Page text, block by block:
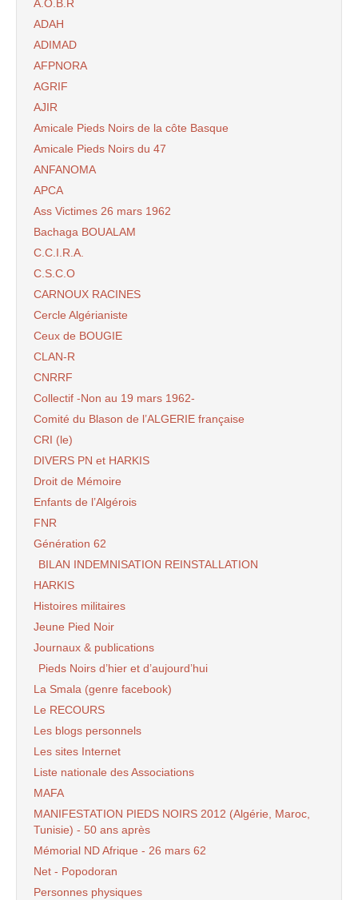
A.O.B.R
ADAH
ADIMAD
AFPNORA
AGRIF
AJIR
Amicale Pieds Noirs de la côte Basque
Amicale Pieds Noirs du 47
ANFANOMA
APCA
Ass Victimes 26 mars 1962
Bachaga BOUALAM
C.C.I.R.A.
C.S.C.O
CARNOUX RACINES
Cercle Algérianiste
Ceux de BOUGIE
CLAN-R
CNRRF
Collectif -Non au 19 mars 1962-
Comité du Blason de l’ALGERIE française
CRI (le)
DIVERS PN et HARKIS
Droit de Mémoire
Enfants de l’Algérois
FNR
Génération 62
BILAN INDEMNISATION REINSTALLATION
HARKIS
Histoires militaires
Jeune Pied Noir
Journaux & publications
Pieds Noirs d’hier et d’aujourd’hui
La Smala (genre facebook)
Le RECOURS
Les blogs personnels
Les sites Internet
Liste nationale des Associations
MAFA
MANIFESTATION PIEDS NOIRS 2012 (Algérie, Maroc,
Tunisie) - 50 ans après
Mémorial ND Afrique - 26 mars 62
Net - Popodoran
Personnes physiques